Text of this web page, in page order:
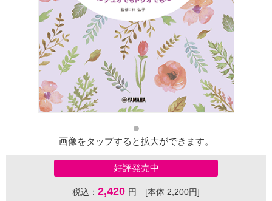
画像をタップすると拡大ができます。
好評発売中
税込： 2,420 円 [本体 2,200円]